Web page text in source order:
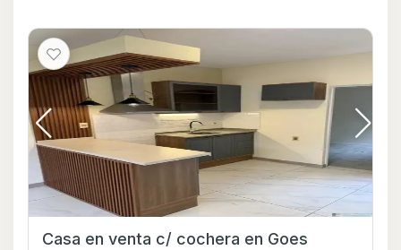
Casa en venta c/ cochera en Goes